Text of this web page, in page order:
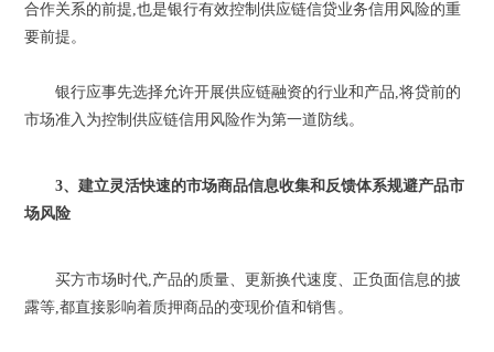
合作关系的前提,也是银行有效控制供应链信贷业务信用风险的重
要前提。
银行应事先选择允许开展供应链融资的行业和产品,将贷前的
市场准入为控制供应链信用风险作为第一道防线。
3、建立灵活快速的市场商品信息收集和反馈体系规避产品市
场风险
买方市场时代,产品的质量、更新换代速度、正负面信息的披
露等,都直接影响着质押商品的变现价值和销售。